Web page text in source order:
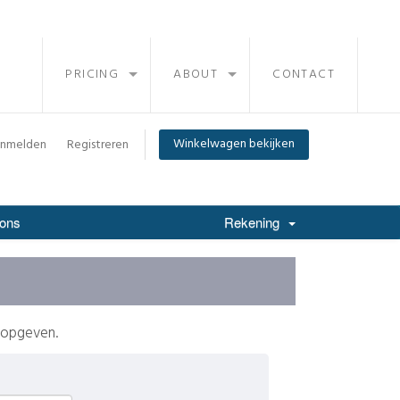
PRICING ABOUT CONTACT
Registreren Winkelwagen bekijken
Rekening